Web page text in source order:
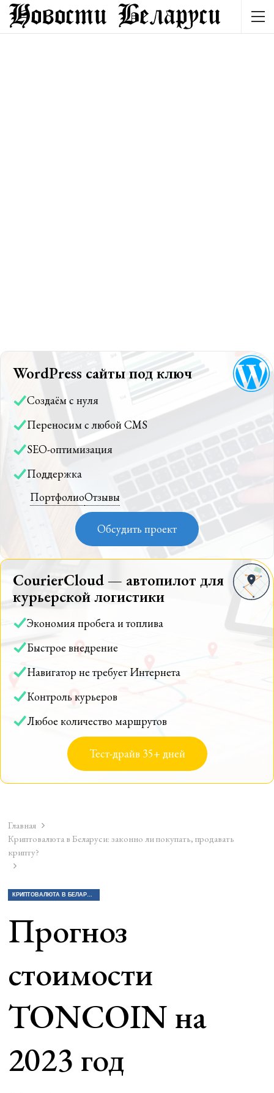
WordPress сайты под ключ
Создаём с нуля
Переносим с любой CMS
SEO-оптимизация
Поддержка
ПортфолиоОтзывы
Обсудить проект
CourierCloud — автопилот для
курьерской логистики
Экономия пробега и топлива
Быстрое внедрение
Навигатор не требует Интернета
Контроль курьеров
Любое количество маршрутов
Тест-драйв 35+ дней
Главная
Криптовалюта в Беларуси: законно ли покупать, продавать
крипту?
КРИПТОВАЛЮТА В БЕЛАРУСИ: ЗАКОННО ЛИ ПОКУПАТЬ, ПРОДАВАТЬ КРИПТУ?
Прогноз
стоимости
TONCOIN на
2023 год